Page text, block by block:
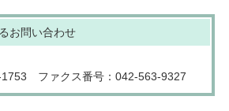
お問い合わせ
1753 ファクス番号：042-563-9327